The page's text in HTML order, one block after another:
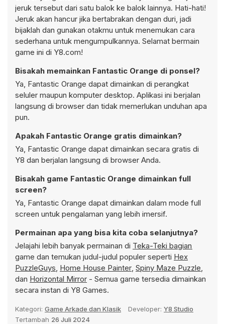
jeruk tersebut dari satu balok ke balok lainnya. Hati-hati!
Jeruk akan hancur jika bertabrakan dengan duri, jadi
bijaklah dan gunakan otakmu untuk menemukan cara
sederhana untuk mengumpulkannya. Selamat bermain
game ini di Y8.com!
Bisakah memainkan Fantastic Orange di ponsel?
Ya, Fantastic Orange dapat dimainkan di perangkat
seluler maupun komputer desktop. Aplikasi ini berjalan
langsung di browser dan tidak memerlukan unduhan apa
pun.
Apakah Fantastic Orange gratis dimainkan?
Ya, Fantastic Orange dapat dimainkan secara gratis di
Y8 dan berjalan langsung di browser Anda.
Bisakah game Fantastic Orange dimainkan full
screen?
Ya, Fantastic Orange dapat dimainkan dalam mode full
screen untuk pengalaman yang lebih imersif.
Permainan apa yang bisa kita coba selanjutnya?
Jelajahi lebih banyak permainan di Teka-Teki bagian
game dan temukan judul-judul populer seperti Hex
PuzzleGuys, Home House Painter, Spiny Maze Puzzle,
dan Horizontal Mirror - Semua game tersedia dimainkan
secara instan di Y8 Games.
Kategori: Game Arkade dan Klasik Developer: Y8 Studio
Tertambah 26 Juli 2024